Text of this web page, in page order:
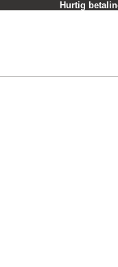
Hurtig